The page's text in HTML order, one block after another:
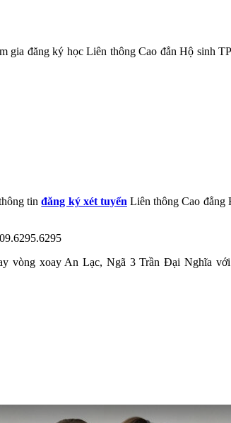
gia đăng ký học Liên thông Cao đẳn Hộ sinh
tinđăng ký xét tuyểnLiên thông Cao đẳng
xoay An Lạc, Ngã 3 Trần Đại Nghĩa